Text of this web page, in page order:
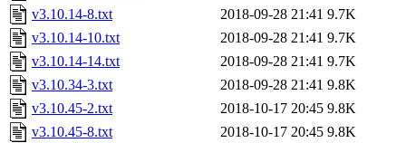
v3.10.14-8.txt
2018-09-28 21:41 9.7K
v3.10.14-10.txt
2018-09-28 21:41 9.7K
v3.10.14-14.txt
2018-09-28 21:41 9.7K
v3.10.34-3.txt
2018-09-28 21:41 9.8K
v3.10.45-2.txt
2018-10-17 20:45 9.8K
v3.10.45-8.txt
2018-10-17 20:45 9.8K